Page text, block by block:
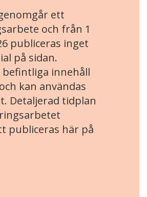
ett
och från 1
publiceras inget
på sidan.
innehåll
kan användas
Detaljerad tidplan
publiceras här på